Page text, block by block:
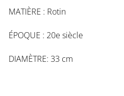
MATIÈRE : Rotin
ÉPOQUE : 20e siècle
DIAMÈTRE: 33 cm